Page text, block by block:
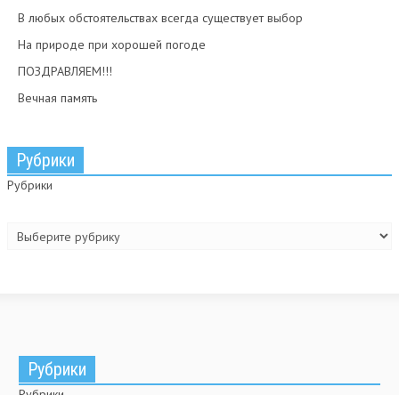
В любых обстоятельствах всегда существует выбор
На природе при хорошей погоде
ПОЗДРАВЛЯЕМ!!!
Вечная память
Рубрики
Рубрики
Рубрики